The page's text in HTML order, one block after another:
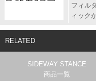
フィル
ィック
RELATED
SIDEWAY STANCE
商品一覧